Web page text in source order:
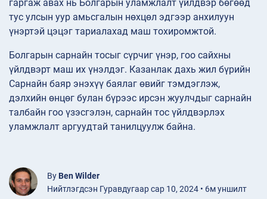
гаргаж авах нь Болгарын уламжлалт үйлдвэр бөгөөд
тус улсын уур амьсгалын нөхцөл эдгээр анхилуун
үнэртэй цэцэг тариалахад маш тохиромжтой.
Болгарын сарнайн тосыг сүрчиг үнэр, гоо сайхны
үйлдвэрт маш их үнэлдэг. Казанлак дахь жил бүрийн
Сарнайн баяр энэхүү баялаг өвийг тэмдэглэж,
дэлхийн өнцөг булан бүрээс ирсэн жуулчдыг сарнайн
талбайн гоо үзэсгэлэн, сарнайн тос үйлдвэрлэх
уламжлалт аргуудтай танилцуулж байна.
By Ben Wilder
Нийтлэгдсэн Гуравдугаар сар 10, 2024 • 6м уншилт